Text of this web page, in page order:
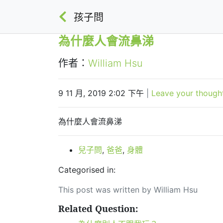
孩子問
為什麼人會流鼻涕
作者： William Hsu
9 11 月, 2019 2:02 下午 Leave your
為什麼人會流鼻涕
兒子問, 爸爸, 身體
Categorised in:
This post was written by William Hsu
Related Question: